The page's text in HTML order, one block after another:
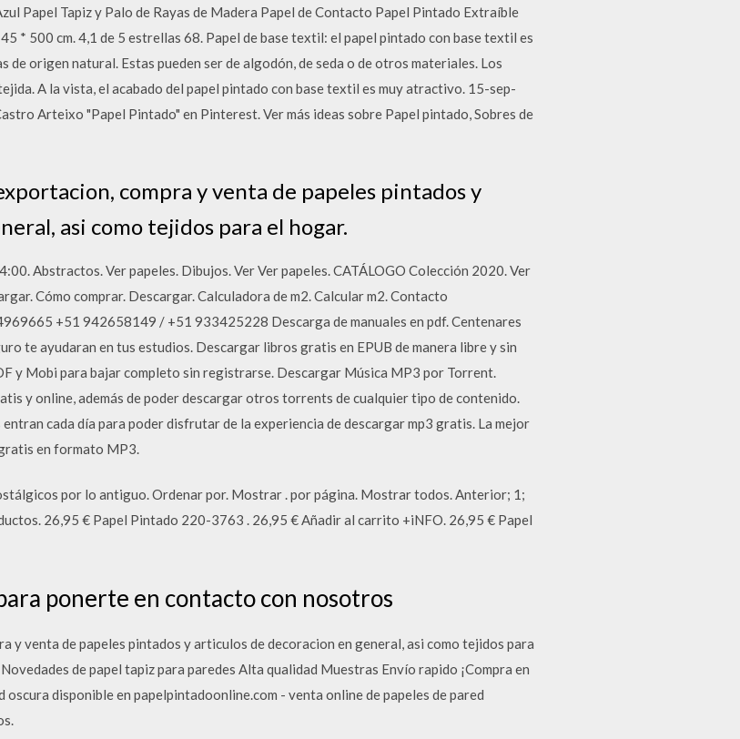
Papel Tapiz y Palo de Rayas de Madera Papel de Contacto Papel Pintado Extraíble
* 500 cm. 4,1 de 5 estrellas 68. Papel de base textil: el papel pintado con base textil es
de origen natural. Estas pueden ser de algodón, de seda o de otros materiales. Los
A la vista, el acabado del papel pintado con base textil es muy atractivo. 15-sep-
Arteixo "Papel Pintado" en Pinterest. Ver más ideas sobre Papel pintado, Sobres de
compra y venta de papeles pintados y
asi como tejidos para el hogar.
Abstractos. Ver papeles. Dibujos. Ver Ver papeles. CATÁLOGO Colección 2020. Ver
Cómo comprar. Descargar. Calculadora de m2. Calcular m2. Contacto
+51 942658149 / +51 933425228 Descarga de manuales en pdf. Centenares
te ayudaran en tus estudios. Descargar libros gratis en EPUB de manera libre y sin
y Mobi para bajar completo sin registrarse. Descargar Música MP3 por Torrent.
y online, además de poder descargar otros torrents de cualquier tipo de contenido.
cada día para poder disfrutar de la experiencia de descargar mp3 gratis. La mejor
en formato MP3.
por lo antiguo. Ordenar por. Mostrar . por página. Mostrar todos. Anterior; 1;
26,95 € Papel Pintado 220-3763 . 26,95 € Añadir al carrito +iNFO. 26,95 € Papel
ponerte en contacto con nosotros
y venta de papeles pintados y articulos de decoracion en general, asi como tejidos para
de papel tapiz para paredes Alta qualidad Muestras Envío rapido ¡Compra en
disponible en papelpintadoonline.com - venta online de papeles de pared